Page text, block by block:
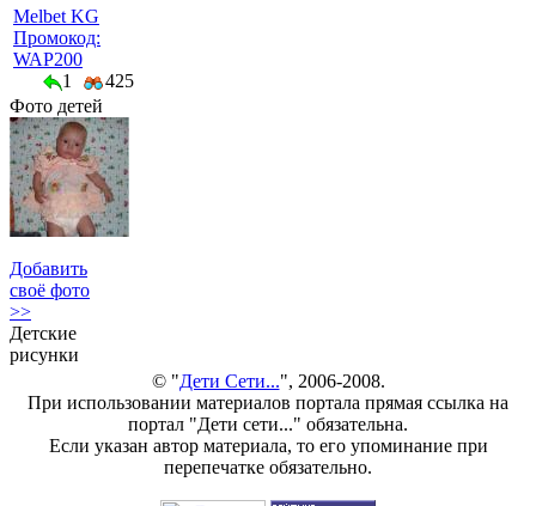
Melbet KG
Промокод:
WAP200
1
425
Фото детей
Добавить
своё фото
>>
Детские
рисунки
© "Дети Сети...", 2006-2008.
При использовании материалов портала прямая ссылка на
портал "Дети сети..." обязательна.
Если указан автор материала, то его упоминание при
перепечатке обязательно.